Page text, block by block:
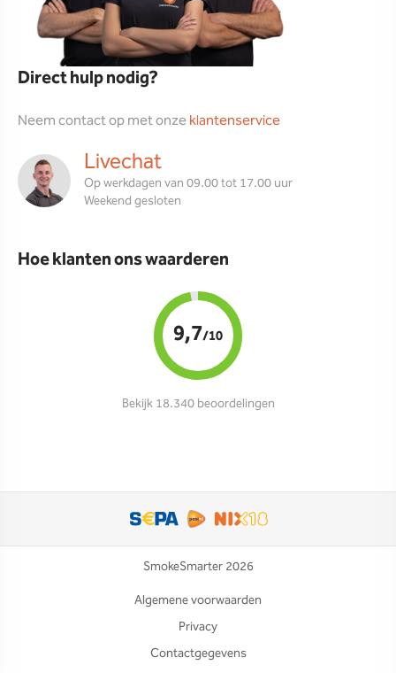
Direct hulp nodig?
Neem contact op met onzeklantenservice
Livechat
Op werkdagen van 09.00 tot 17.00 uur
Weekend gesloten
Hoe klanten ons waarderen
9,7/10
Bekijk 18.340 beoordelingen
SmokeSmarter 2026
Algemene voorwaarden
Privacy
Contactgegevens